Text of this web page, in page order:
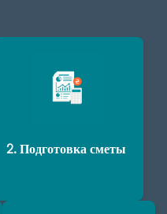
2. Подготовка сметы